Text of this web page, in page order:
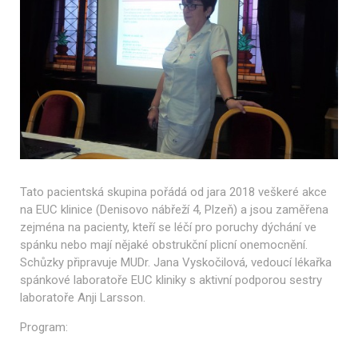
Tato pacientská skupina pořádá od jara 2018 veškeré akce
na EUC klinice (Denisovo nábřeží 4, Plzeň) a jsou zaměřena
zejména na pacienty, kteří se léčí pro poruchy dýchání ve
spánku nebo mají nějaké obstrukční plicní onemocnění.
Schůzky připravuje MUDr. Jana Vyskočilová, vedoucí lékařka
spánkové laboratoře EUC kliniky s aktivní podporou sestry
laboratoře Anji Larsson.
Program: